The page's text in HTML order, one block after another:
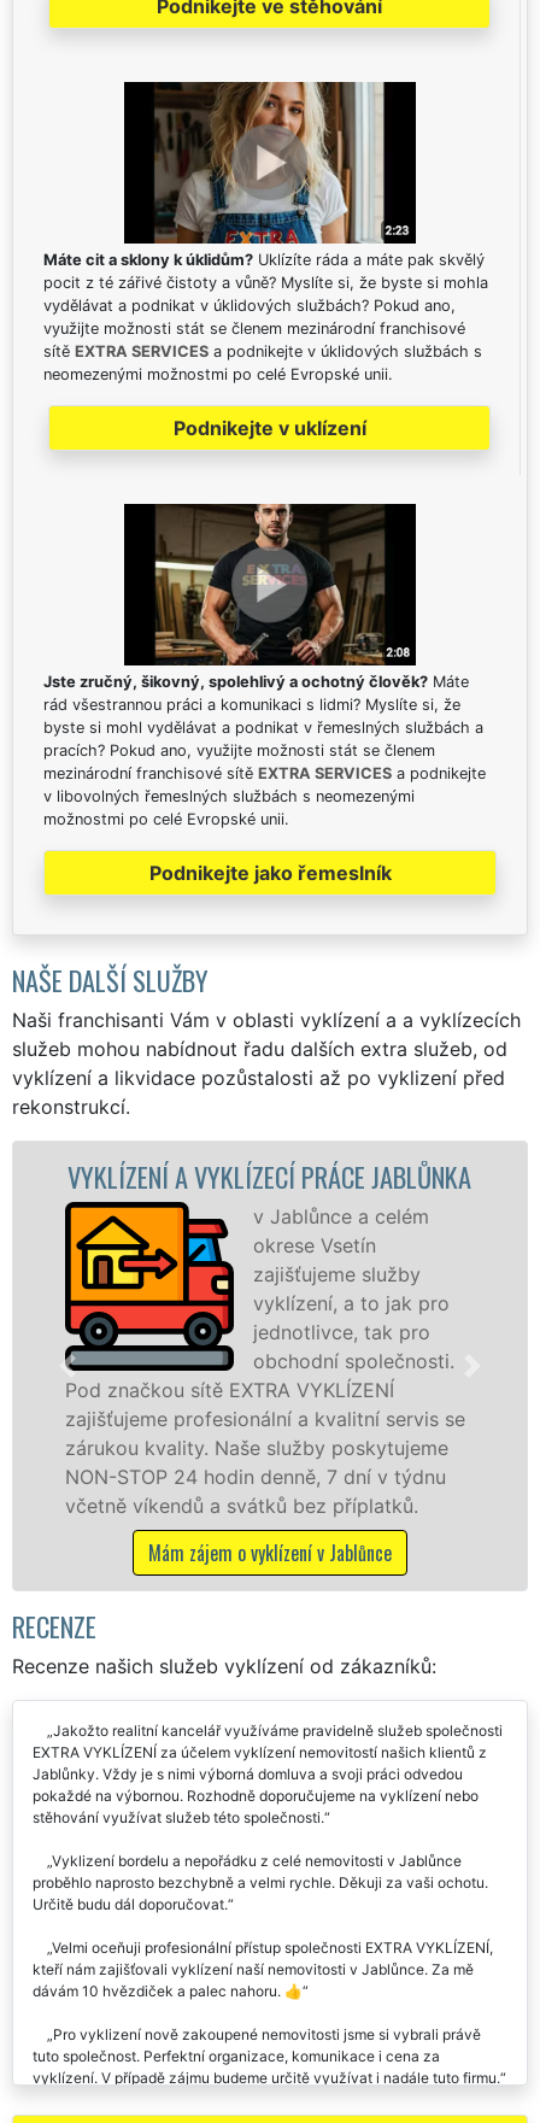
Podnikejte ve stěhování
Máte cit a sklony k úklidům? Uklízíte ráda a máte pak skvělý
pocit z té zářivé čistoty a vůně? Myslíte si, že byste si mohla
vydělávat a podnikat v úklidových službách? Pokud ano,
využijte možnosti stát se členem mezinárodní franchisové
sítě EXTRA SERVICES a podnikejte v úklidových službách s
neomezenými možnostmi po celé Evropské unii.
Podnikejte v uklízení
Jste zručný, šikovný, spolehlivý a ochotný člověk? Máte
rád všestrannou práci a komunikaci s lidmi? Myslíte si, že
byste si mohl vydělávat a podnikat v řemeslných službách a
pracích? Pokud ano, využijte možnosti stát se členem
mezinárodní franchisové sítě EXTRA SERVICES a podnikejte
v libovolných řemeslných službách s neomezenými
možnostmi po celé Evropské unii.
Podnikejte jako řemeslník
NAŠE DALŠÍ SLUŽBY
Naši franchisanti Vám v oblasti vyklízení a a vyklízecích
služeb mohou nabídnout řadu dalších extra služeb, od
vyklízení a likvidace pozůstalosti až po vyklizení před
rekonstrukcí.
PRÁCE JABLŮNKA
Jablůnce a celém
Vsetín
služby
a to jak pro
tak pro
společnosti.
VYKLÍZENÍ
a kvalitní servis se
služby poskytujeme
7 dní v týdnu
bez příplatků.
VYKLÍZECÍ PRÁCE A
v Jablůnce a okolí.
jak fyzickým, tak
zárukou kvalitně
STOP bez dalších
Mám zájem o
RECENZE
Recenze našich služeb vyklízení od zákazníků:
Jakožto realitní kancelář využíváme pravidelně služeb společnosti
EXTRA VYKLÍZENÍ za účelem vyklízení nemovitostí našich klientů z
Jablůnky. Vždy je s nimi výborná domluva a svoji práci odvedou
pokaždé na výbornou. Rozhodně doporučujeme na vyklízení nebo
stěhování využívat služeb této společnosti.
Vyklizení bordelu a nepořádku z celé nemovitosti v Jablůnce
proběhlo naprosto bezchybně a velmi rychle. Děkuji za vaši ochotu.
Určitě budu dál doporučovat.
Velmi oceňuji profesionální přístup společnosti EXTRA VYKLÍZENÍ,
kteří nám zajišťovali vyklízení naší nemovitosti v Jablůnce. Za mě
dávám 10 hvězdiček a palec nahoru. 👍
Pro vyklizení nově zakoupené nemovitosti jsme si vybrali právě
tuto společnost. Perfektní organizace, komunikace i cena za
vyklízení. V případě zájmu budeme určitě využívat i nadále tuto firmu.